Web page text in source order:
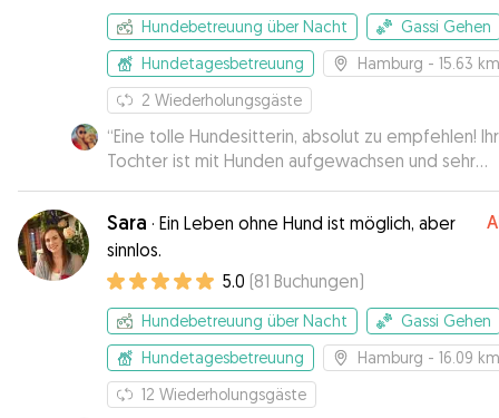
können wir uns nicht vorstellen!”
Hundebetreuung über Nacht
Gassi Gehen
Hundetagesbetreuung
Hamburg - 15.63 km
2 Wiederholungsgäste
“Eine tolle Hundesitterin, absolut zu empfehlen!
Tochter ist mit Hunden aufgewachsen und sehr
vorsichtig im Umgang. Charlie fand die Wohnung
dazu gehörigen Garten klasse. Immer wieder
Sara · Ein Leben ohne Hund ist möglich, aber
sinnlos.
5.0 (81 Buchungen)
Hundebetreuung über Nacht
Gassi Gehen
Hundetagesbetreuung
Hamburg - 16.09 km
12 Wiederholungsgäste